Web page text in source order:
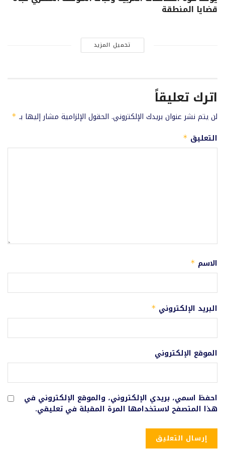
قضايا المنطقة
تحميل المزيد
اترك تعليقاً
لن يتم نشر عنوان بريدك الإلكتروني. الحقول الإلزامية مشار إليها بـ *
التعليق *
الاسم *
البريد الإلكتروني *
الموقع الإلكتروني
احفظ اسمي، بريدي الإلكتروني، والموقع الإلكتروني في
هذا المتصفح لاستخدامها المرة المقبلة في تعليقي.